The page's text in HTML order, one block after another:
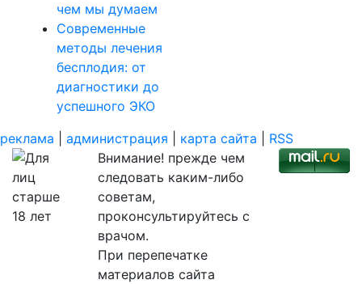
чем мы думаем
Современные
методы лечения
бесплодия: от
диагностики до
успешного ЭКО
реклама
администрация карта сайта
RSS
Внимание! прежде чем
следовать каким-либо
советам,
проконсультируйтесь с
врачом.
При перепечатке
материалов сайта